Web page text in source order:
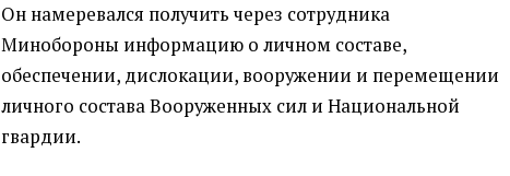
Он намеревался получить через сотрудника
Минобороны информацию о личном составе,
обеспечении, дислокации, вооружении и перемещении
личного состава Вооруженных сил и Национальной
гвардии.